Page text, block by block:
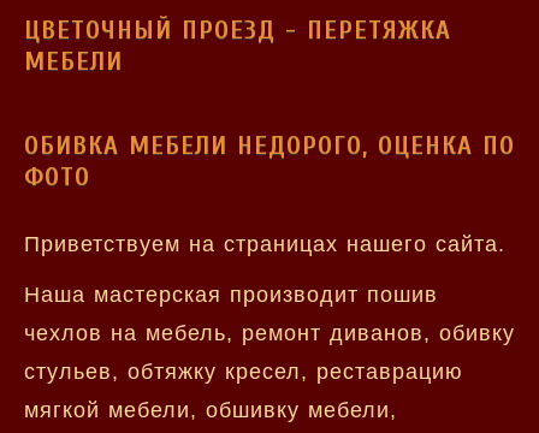
ЦВЕТОЧНЫЙ ПРОЕЗД - ПЕРЕТЯЖКА
МЕБЕЛИ
ОБИВКА МЕБЕЛИ НЕДОРОГО, ОЦЕНКА ПО
ФОТО
Приветствуем на страницах нашего сайта.
Наша мастерская производит пошив
чехлов на мебель, ремонт диванов, обивку
стульев, обтяжку кресел, реставрацию
мягкой мебели, обшивку мебели,